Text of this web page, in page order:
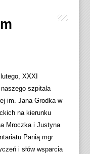
XXXI
szpitala
im. Jana Grodka w
na kierunku
Mroczka i Justyna
Panią mgr
i słów wsparcia